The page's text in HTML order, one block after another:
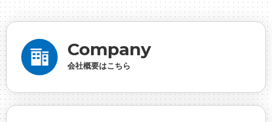
デザイナー
#プランナー #プログラマー
#プログ
ラム愛
事業実績
#事業紹介 #仕事紹介
#休業日
らん
#健康企業宣言 #健康優良法人 #入社式
#
Company
会社概要はこちら